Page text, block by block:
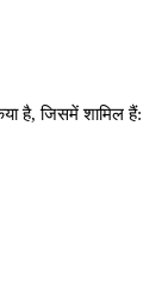
है, जिसमें शामिल हैं: